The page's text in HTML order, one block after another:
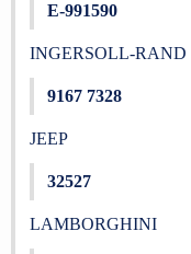
E-991590
INGERSOLL-RAND
9167 7328
JEEP
32527
LAMBORGHINI